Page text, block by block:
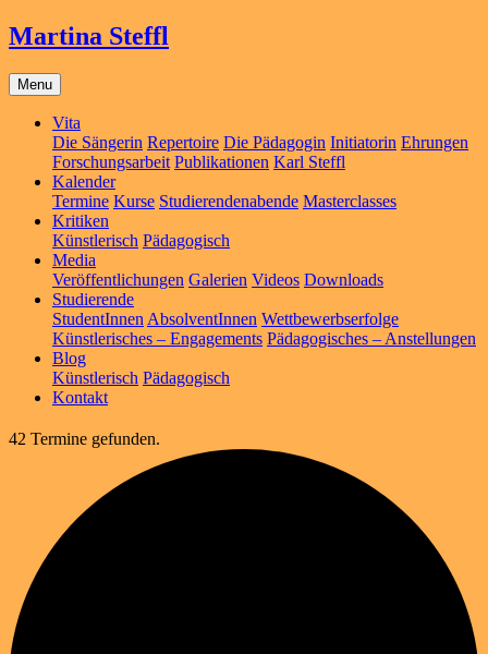
Martina Steffl
Menu
Vita
Die Sängerin Repertoire Die Pädagogin Initiatorin Ehrungen
Forschungsarbeit Publikationen Karl Steffl
Kalender
Termine Kurse Studierendenabende Masterclasses
Kritiken
Künstlerisch Pädagogisch
Media
Veröffentlichungen Galerien Videos Downloads
Studierende
StudentInnen AbsolventInnen Wettbewerbserfolge
Künstlerisches – Engagements Pädagogisches – Anstellungen
Blog
Künstlerisch Pädagogisch
Kontakt
42 Termine gefunden.